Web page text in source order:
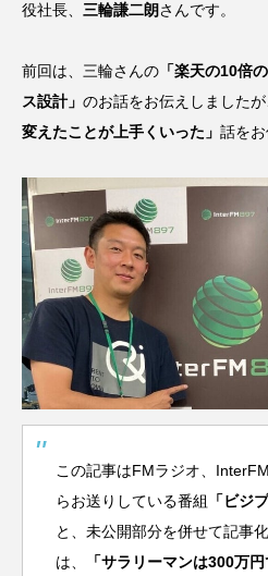
役社長、 三輪謙二朗さんです。
前回は、三輪さんの 「楽天の10倍
ス設計」 のお話をお伝えしました
変えたことが上手くいった」 話をお
この記事はFMラジオ、
らお送りしている番組
「ビジ
と、未公開部分を併せて記事
は、
「サラリーマンは300万